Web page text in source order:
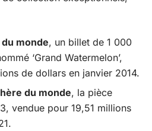
monde, un billet de 1 000
‘Grand Watermelon’,
de dollars en janvier 2014.
du monde, la pièce
vendue pour 19,51 millions